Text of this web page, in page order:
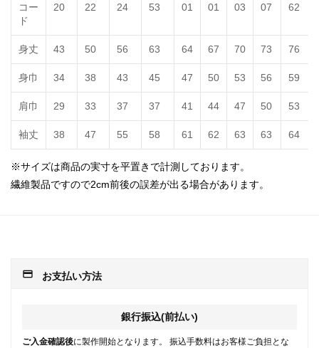
コー
ド
20 22 24 53 01 01 03 07 62
身丈 43 50 56 63 64 67 70 73 76
身巾 34 38 43 45 47 50 53 56 59
肩巾 29 33 37 37 41 44 47 50 53
袖丈 38 47 55 58 61 62 63 63 64
※サイズは商品の実寸を平置きで計測しております。
繊維製品ですので2cm前後の誤差が出る場合があります。
payment お支払い方法
銀行振込(前払い)
ご入金確認後に製作開始となります。 振込手数料はお客様ご負担とな